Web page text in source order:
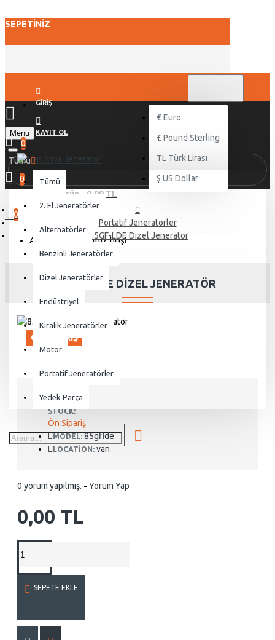
SEPETINIZ
GIRIŞ
KAYIT OL
€ Euro
£ Pound Sterling
TL Türk Lirası
$ US Dollar
Menu
0
0
0 ürün - 0,00 TL
0
Alışveriş sepetiniz boş!
Tümü
Tümü
2. El Jeneratörler
Alternatörler
Benzinli Jeneratörler
Dizel Jeneratörler
Endüstriyel
Kiralık Jeneratörler
Motor
Portatif Jeneratörler
Yedek Parça
Portatif Jeneratörler
8.5GF-LDE Dizel Jeneratör
8.5GF-LDE DIZEL JENERATÖR
ÖN SIPARIŞ
STOCK:
Ön Sipariş
MODEL: 85gflde
LOCATION: van
0 yorum yapılmış. - Yorum Yap
0,00 TL
SEPETE EKLE